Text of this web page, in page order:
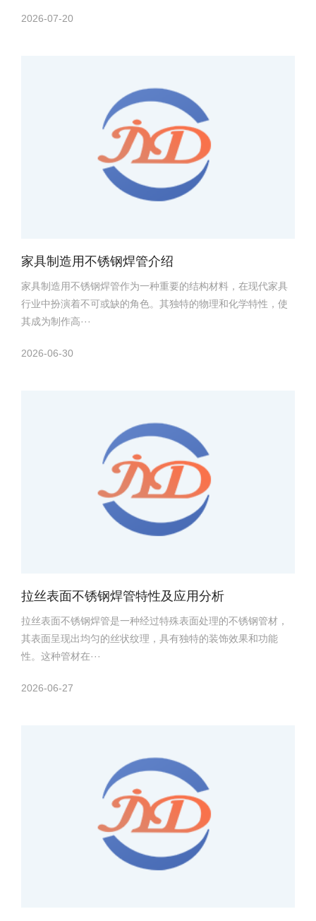
2026-07-20
家具制造用不锈钢焊管介绍
家具制造用不锈钢焊管作为一种重要的结构材料，在现代家具
行业中扮演着不可或缺的角色。其独特的物理和化学特性，使
其成为制作高···
2026-06-30
拉丝表面不锈钢焊管特性及应用分析
拉丝表面不锈钢焊管是一种经过特殊表面处理的不锈钢管材，
其表面呈现出均匀的丝状纹理，具有独特的装饰效果和功能
性。这种管材在···
2026-06-27